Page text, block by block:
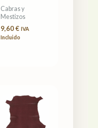
Cabras y
Mestizos
9,60€ IVA
Incluido